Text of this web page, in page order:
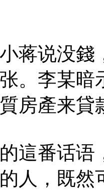
蒋说没錢
。李某暗
房產来貸
這番话语
人，既然